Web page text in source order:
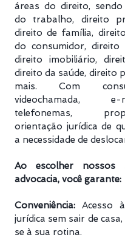
áreas do direito,
do trabalho, direito
direito de família,
do consumidor, direito
direito imobiliário,
direito da saúde, direito
mais. Com
videochamada,
telefonemas,
orientação jurídica de
a necessidade de
Ao escolher nossos
advocacia, você garante:
Conveniência: Acesso
jurídica sem sair de
se à sua rotina.